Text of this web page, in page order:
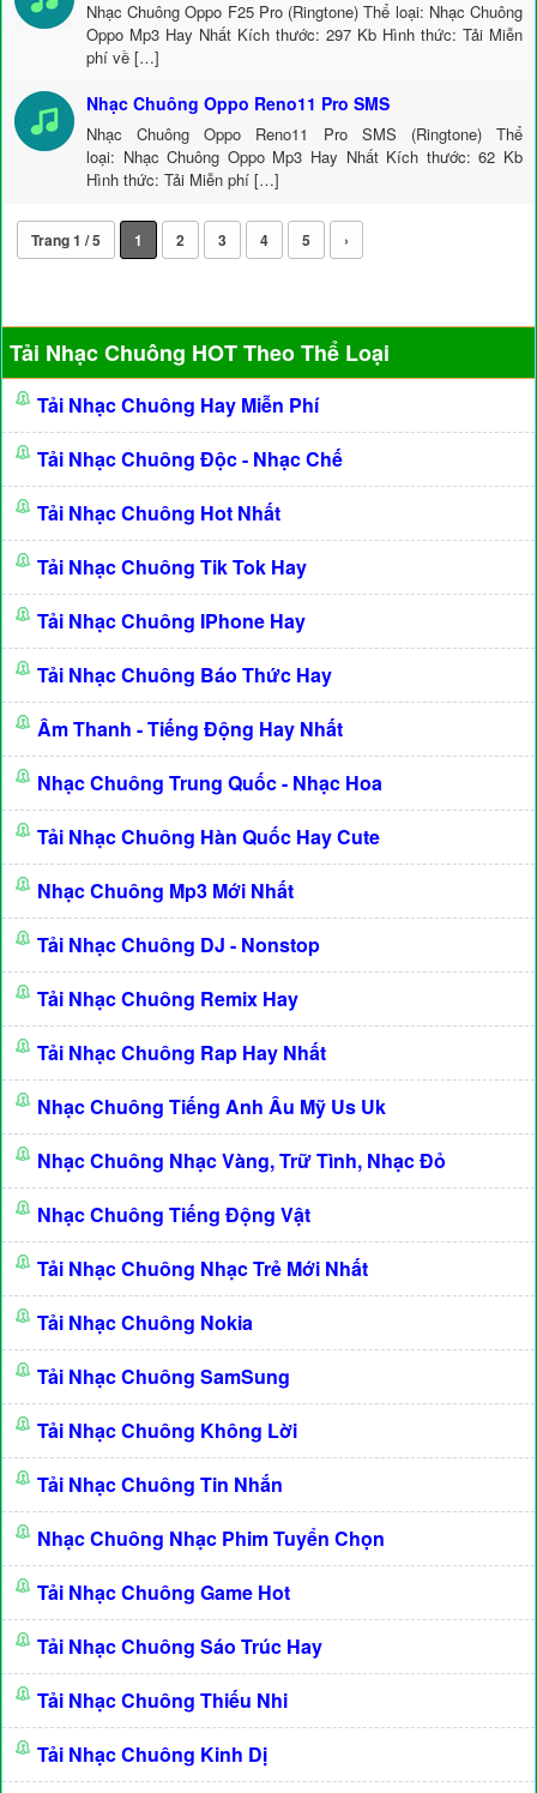
Nhạc Chuông Oppo F25 Pro (Ringtone) Thể loại: Nhạc Chuông
Oppo Mp3 Hay Nhất Kích thước: 297 Kb Hình thức: Tải Miễn
phí về […]
Nhạc Chuông Oppo Reno11 Pro SMS
Nhạc Chuông Oppo Reno11 Pro SMS (Ringtone) Thể
loại: Nhạc Chuông Oppo Mp3 Hay Nhất Kích thước: 62 Kb
Hình thức: Tải Miễn phí […]
Trang 1 / 5 1 2 3 4 5 ›
Tải Nhạc Chuông HOT Theo Thể Loại
Tải Nhạc Chuông Hay Miễn Phí
Tải Nhạc Chuông Độc - Nhạc Chế
Tải Nhạc Chuông Hot Nhất
Tải Nhạc Chuông Tik Tok Hay
Tải Nhạc Chuông IPhone Hay
Tải Nhạc Chuông Báo Thức Hay
Âm Thanh - Tiếng Động Hay Nhất
Nhạc Chuông Trung Quốc - Nhạc Hoa
Tải Nhạc Chuông Hàn Quốc Hay Cute
Nhạc Chuông Mp3 Mới Nhất
Tải Nhạc Chuông DJ - Nonstop
Tải Nhạc Chuông Remix Hay
Tải Nhạc Chuông Rap Hay Nhất
Nhạc Chuông Tiếng Anh Âu Mỹ Us Uk
Nhạc Chuông Nhạc Vàng, Trữ Tình, Nhạc Đỏ
Nhạc Chuông Tiếng Động Vật
Tải Nhạc Chuông Nhạc Trẻ Mới Nhất
Tải Nhạc Chuông Nokia
Tải Nhạc Chuông SamSung
Tải Nhạc Chuông Không Lời
Tải Nhạc Chuông Tin Nhắn
Nhạc Chuông Nhạc Phim Tuyển Chọn
Tải Nhạc Chuông Game Hot
Tải Nhạc Chuông Sáo Trúc Hay
Tải Nhạc Chuông Thiếu Nhi
Tải Nhạc Chuông Kinh Dị